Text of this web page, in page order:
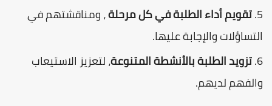
تقويم أداء الطلبة في كل مرحلة، ومناقشتهم في
التساؤلات والإجابة عليها.
تزويد الطلبة بالأنشطة المتنوعة، لتعزيز الاستيعاب
والفهم لديهم.